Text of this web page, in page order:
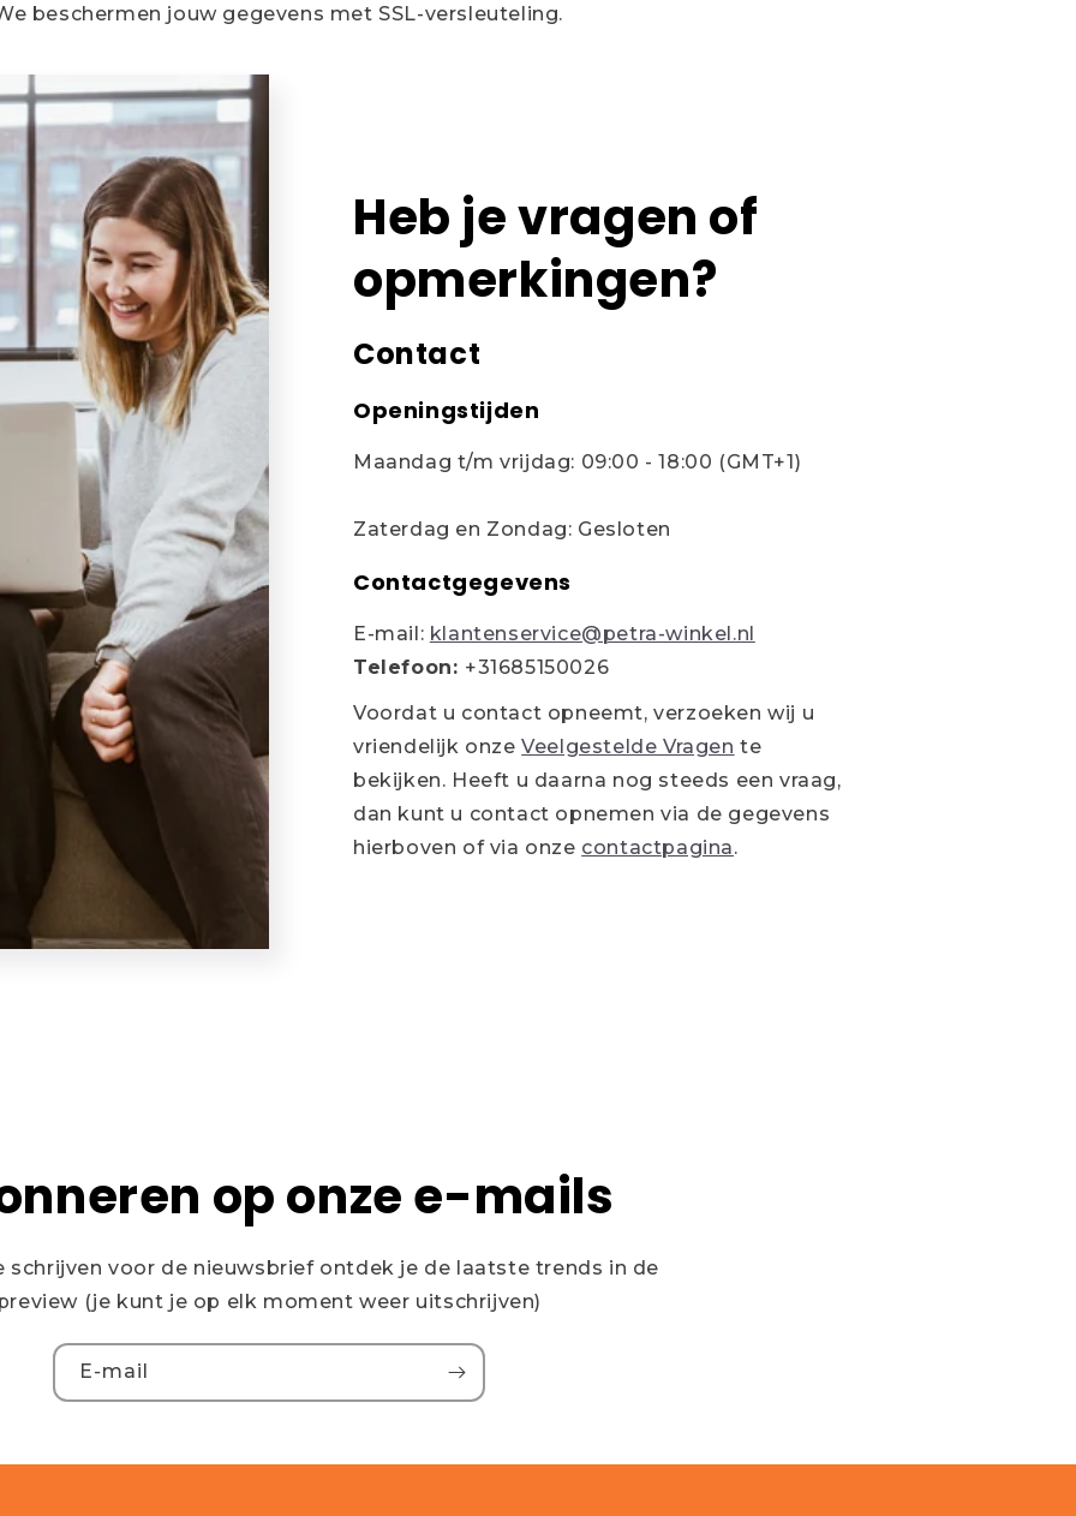
beschermen jouw gegevens met SSL-versleuteling.
Heb je vragen of
opmerkingen?
Contact
Openingstijden
Maandag t/m vrijdag: 09:00 - 18:00 (GMT+1)
Zaterdag en Zondag: Gesloten
Contactgegevens
E-mail: klantenservice@petra-winkel.nl
Telefoon: +31685150026
Voordat u contact opneemt, verzoeken wij u
vriendelijk onzeVeelgestelde Vragen te
bekijken. Heeft u daarna nog steeds een vraag,
dan kunt u contact opnemen via de gegevens
hierboven of via onze contactpagina.
op onze e-mails
schrijven voor de nieuwsbrief ontdek je de laatste trends in de
(je kunt je op elk moment weer uitschrijven)
E‑mail